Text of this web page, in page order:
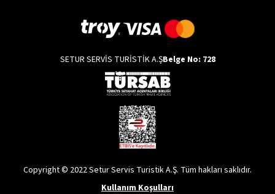
SETUR SERVİS TURİSTİK A.ŞBelge No: 728
Copyright © 2022 Setur Servis Turistik A.Ş. Tüm hakları saklıdır.
Kullanım Koşulları